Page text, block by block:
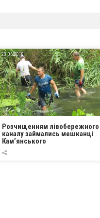
23.06.2019
Розчищенням лівобережного
каналу займались мешканці
Кам’янського